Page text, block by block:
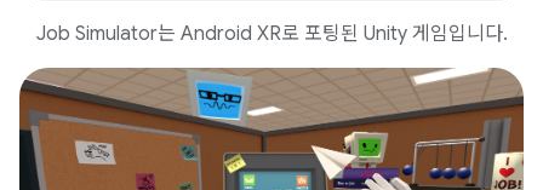
Job Simulator는 Android XR로 포팅된 Unity 게임입니다.